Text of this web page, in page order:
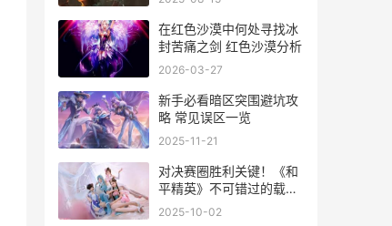
在红色沙漠中何处寻找冰
封苦痛之剑 红色沙漠分析
2026-03-27
新手必看暗区突围避坑攻
略 常见误区一览
2025-11-21
对决赛圈胜利关键！《和
平精英》不可错过的载具
选择
2025-10-02